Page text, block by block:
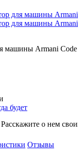
будет
о нем
Отзывы